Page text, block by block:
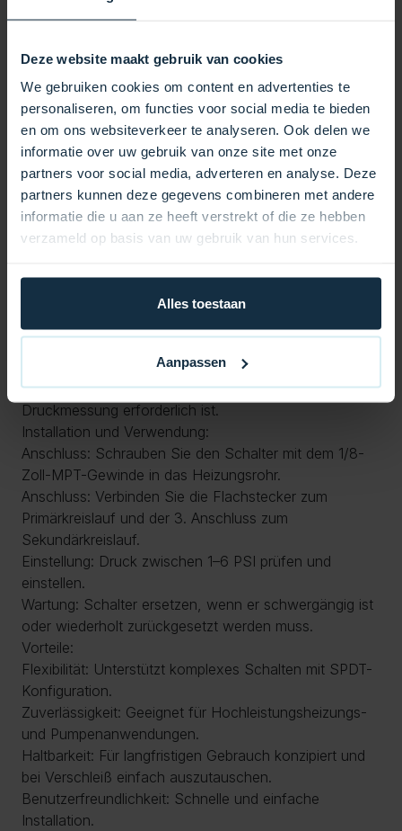
Deze website maakt gebruik van cookies
We gebruiken cookies om content en advertenties te
personaliseren, om functies voor social media te bieden
en om ons websiteverkeer te analyseren. Ook delen we
informatie over uw gebruik van onze site met onze
partners voor social media, adverteren en analyse. Deze
partners kunnen deze gegevens combineren met andere
informatie die u aan ze heeft verstrekt of die ze hebben
verzameld op basis van uw gebruik van hun services.
Alles toestaan
Aanpassen
Hersteller Tecmark
Typ Konfiguration SPDT (Single Pole Double Throw)
/>Spannung bis zu 250 VAC
Schaltleistung 16 A resistiv, 4 A induktiv
Druckbereich 1–6 PSI
Gewindegröße 1/8 Zoll MPT
Abmessungen Höhe: 70 mm, Durchmesser: 50 mm
Gewindeaußendurchmesser 9 mm
Anschlüsse 2 Flachstecker + 3. Anschluss
Anwendungen:
durch Druckmessung und Schalten einer
Spa- und Badanwendungen: Geeignet für Spas und
Whirlpoolsysteme, bei denen eine zuverlässige
Druckmessung erforderlich ist.
Installation und Verwendung:
Anschluss: Schrauben Sie den Schalter mit dem 1/8-
Zoll-MPT-Gewinde in das Heizungsrohr.
Anschluss: Verbinden Sie die Flachstecker zum
Primärkreislauf und der 3. Anschluss zum
Sekundärkreislauf.
Einstellung: Druck zwischen 1–6 PSI prüfen und
einstellen.
Wartung: Schalter ersetzen, wenn er schwergängig ist
oder wiederholt zurückgesetzt werden muss.
Vorteile:
Flexibilität: Unterstützt komplexes Schalten mit SPDT-
Konfiguration.
Zuverlässigkeit: Geeignet für Hochleistungsheizungs-
und Pumpenanwendungen.
Haltbarkeit: Für langfristigen Gebrauch konzipiert und
bei Verschleiß einfach auszutauschen.
Benutzerfreundlichkeit: Schnelle und einfache
Installation.